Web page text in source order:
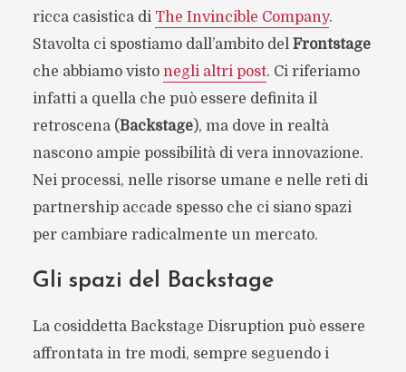
ricca casistica di The Invincible Company.
Stavolta ci spostiamo dall’ambito del Frontstage
che abbiamo visto negli altri post. Ci riferiamo
infatti a quella che può essere definita il
retroscena (Backstage), ma dove in realtà
nascono ampie possibilità di vera innovazione.
Nei processi, nelle risorse umane e nelle reti di
partnership accade spesso che ci siano spazi
per cambiare radicalmente un mercato.
Gli spazi del Backstage
La cosiddetta Backstage Disruption può essere
affrontata in tre modi, sempre seguendo i